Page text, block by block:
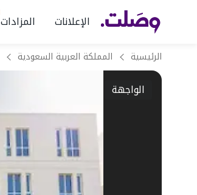
الإعلانات المزادات
الرئيسية المملكة العربية السعودية
الواجهة